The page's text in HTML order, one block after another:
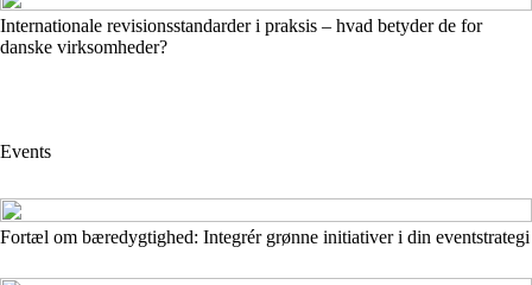
Internationale revisionsstandarder i praksis – hvad betyder de for
danske virksomheder?
Events
Fortæl om bæredygtighed: Integrér grønne initiativer i din eventstrategi